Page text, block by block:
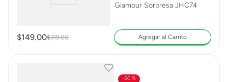
Glamour Sorpresa JHC74
$149.00$319.00 Agregar al Carrito
50 %